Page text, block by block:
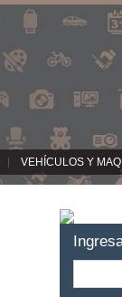
VEHÍCULOS Y